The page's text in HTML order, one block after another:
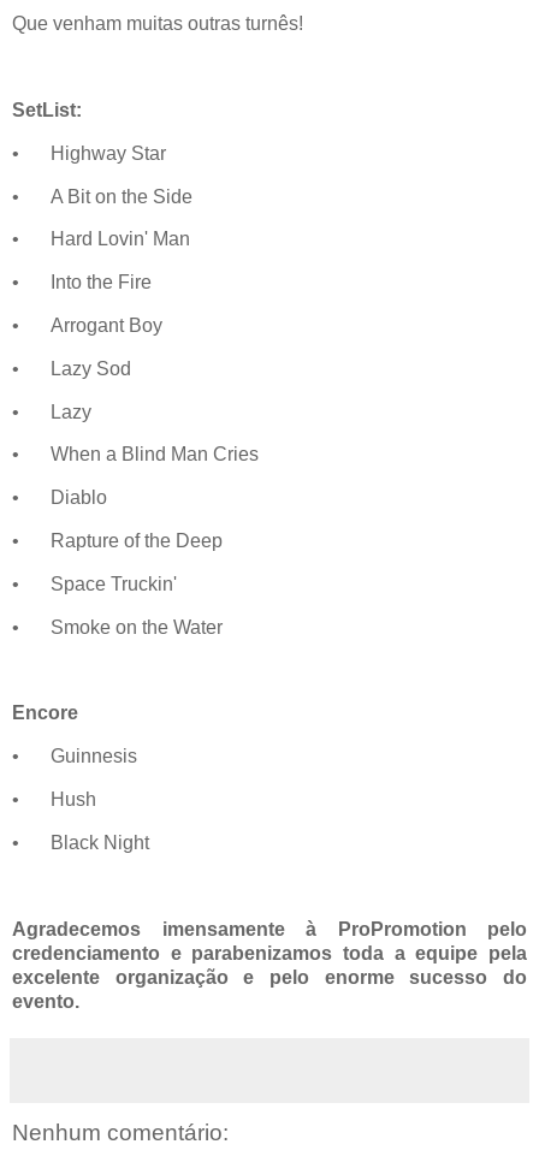
Que venham muitas outras turnês!
SetList:
• Highway Star
• A Bit on the Side
• Hard Lovin' Man
• Into the Fire
• Arrogant Boy
• Lazy Sod
• Lazy
• When a Blind Man Cries
• Diablo
• Rapture of the Deep
• Space Truckin'
• Smoke on the Water
Encore
• Guinnesis
• Hush
• Black Night
Agradecemos imensamente à ProPromotion pelo
credenciamento e parabenizamos toda a equipe pela
excelente organização e pelo enorme sucesso do
evento.
Nenhum comentário: